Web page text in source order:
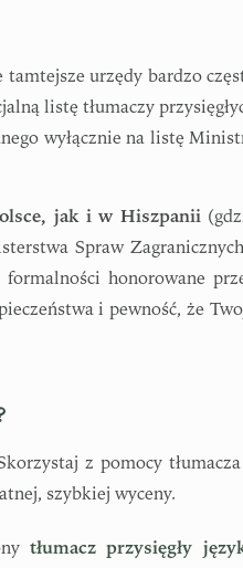
urzędy bardzo
listę tłumaczy
wyłącznie na listę
jak i w Hiszpanii
Spraw
honorowane
i pewność, że
z pomocy
szybkiej wyceny.
tłumacz przysięgły